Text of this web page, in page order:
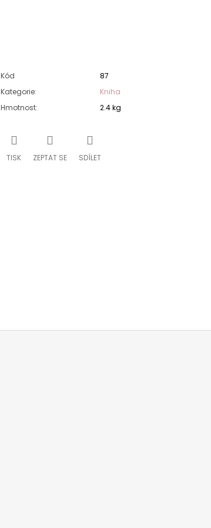
Kód
87
Kategorie:
Kniha
Hmotnost: 2.4 kg
TISK ZEPTAT SE SDÍLET